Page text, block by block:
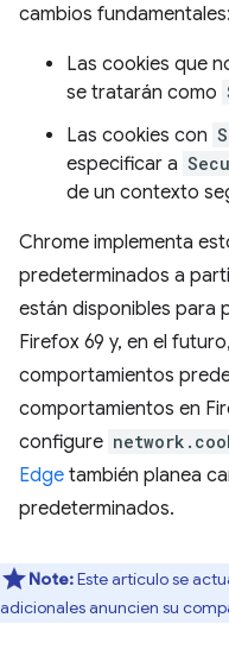
cambios fundamentales:
Las cookies que
se tratarán como
Las cookies con
especificar a
de un contexto
Chrome implementa
predeterminados a
están disponibles para
Firefox 69 y, en el
comportamientos
comportamientos en
configure
Edge también planea
predeterminados.
Note:Este artículo se
adicionales anuncien su